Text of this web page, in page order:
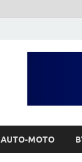
AUTO-MOTO